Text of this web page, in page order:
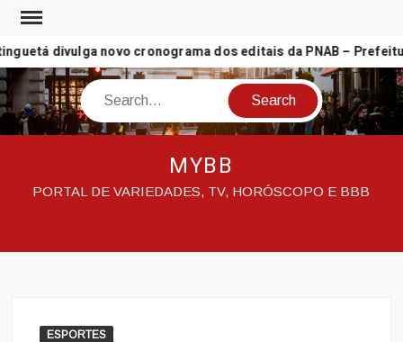
Skip
contentdivulga novo cronograma dos editais da PNAB –
Search
MYBB
PORTAL DE VARIEDADES, TV, HORÓSCOPO E BBB
ESPORTES